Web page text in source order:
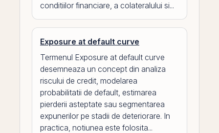
conditiilor financiare, a colateralului si...
Exposure at default curve
Termenul Exposure at default curve
desemneaza un concept din analiza
riscului de credit, modelarea
probabilitatii de default, estimarea
pierderii asteptate sau segmentarea
expunerilor pe stadii de deteriorare. In
practica, notiunea este folosita...